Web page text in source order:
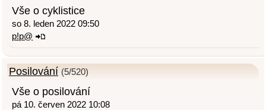
Vše o cyklistice
so 8. leden 2022 09:50
p!p@
Posilování (5/520)
Vše o posilování
pá 10. červen 2022 10:08